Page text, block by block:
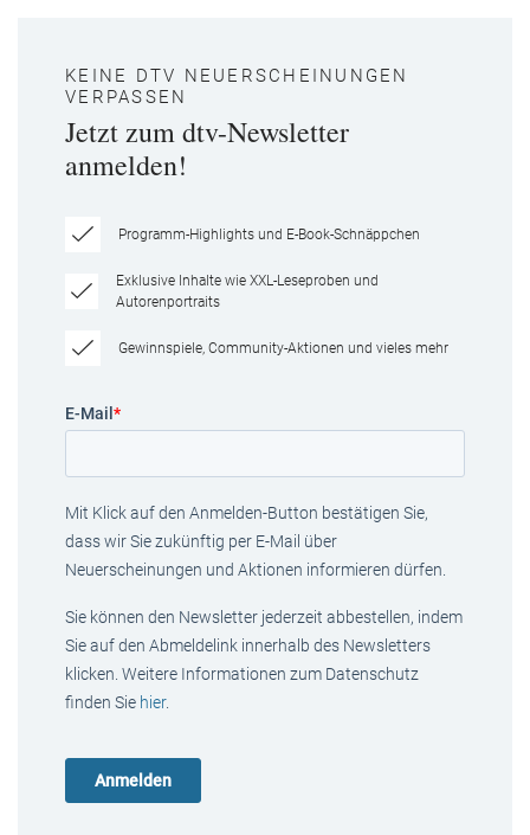
KEINE DTV NEUERSCHEINUNGEN
VERPASSEN
Jetzt zum dtv-Newsletter
anmelden!
Programm-Highlights und E-Book-Schnäppchen
Exklusive Inhalte wie XXL-Leseproben und
Autorenportraits
Gewinnspiele, Community-Aktionen und vieles mehr
E-Mail *
Mit Klick auf den Anmelden-Button bestätigen Sie,
dass wir Sie zukünftig per E-Mail über
Neuerscheinungen und Aktionen informieren dürfen.
Sie können den Newsletter jederzeit abbestellen, indem
Sie auf den Abmeldelink innerhalb des Newsletters
klicken. Weitere Informationen zum Datenschutz
finden Sie hier.